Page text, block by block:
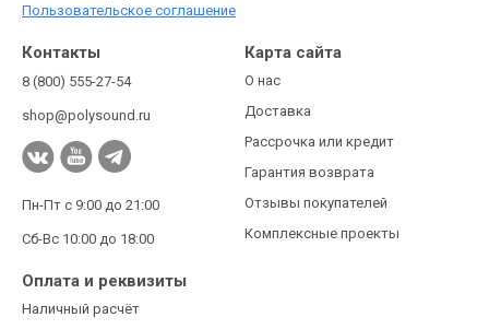
Пользовательское соглашение
Контакты
8 (800) 555-27-54
shop@polysound.ru
Пн-Пт с 9:00 до 21:00
Сб-Вс 10:00 до 18:00
Карта сайта
О нас
Доставка
Рассрочка или кредит
Гарантия возврата
Отзывы покупателей
Комплексные проекты
Оплата и реквизиты
Наличный расчёт